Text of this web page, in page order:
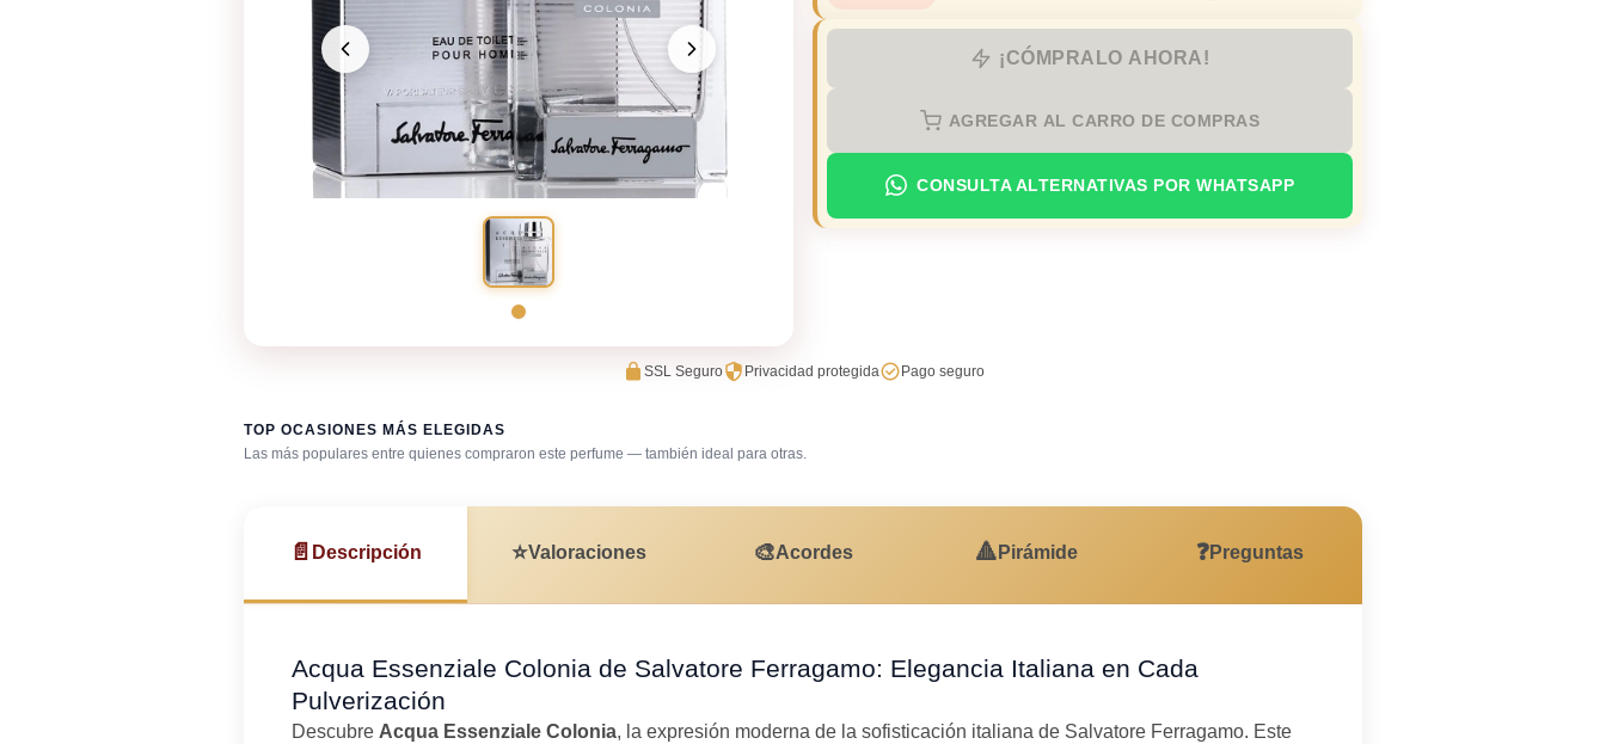
¡CÓMPRALO AHORA!
AGREGAR AL CARRO DE COMPRAS
CONSULTA ALTERNATIVAS POR WHATSAPP
SSL Seguro Privacidad protegida Pago seguro
TOP OCASIONES MÁS ELEGIDAS
Las más populares entre quienes compraron este perfume — también ideal para otras.
Día caluroso / clima cálido Trabajo en oficina
📄 Descripción ⭐Valoraciones 🎨Acordes 🔺 Pirámide ❓Preguntas
Acqua Essenziale Colonia de Salvatore Ferragamo: Elegancia Italiana en Cada
Pulverización
Descubre Acqua Essenziale Colonia, la expresión moderna de la sofisticación italiana de Salvatore Ferragamo. Este